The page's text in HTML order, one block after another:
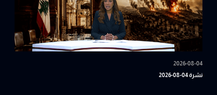
2026-08-04
نشرة 04-08-2026